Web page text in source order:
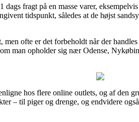
fragt på en masse varer,
tidspunkt, således at de højst
ofte er det forbeholdt når der
man opholder sig nær Odense,
hos flere online outlets, og af den
– til piger og drenge, og endvidere